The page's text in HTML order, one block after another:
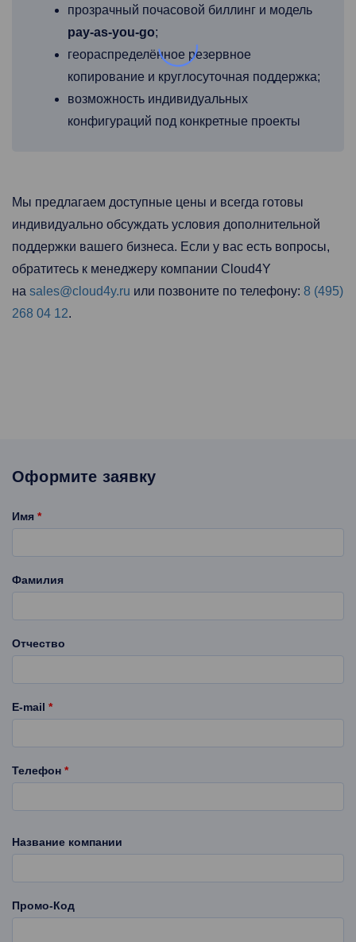
прозрачный почасовой биллинг и модель
pay-as-you-go;
геораспределённое резервное
копирование и круглосуточная поддержка;
возможность индивидуальных
конфигураций под конкретные проекты
Мы предлагаем доступные цены и всегда готовы
индивидуально обсуждать условия дополнительной
поддержки вашего бизнеса. Если у вас есть вопросы,
обратитесь к менеджеру компании Cloud4Y
на sales@cloud4y.ru или позвоните по телефону: 8 (495)
268 04 12.
Оформите заявку
Имя *
Фамилия
Отчество
E-mail *
Телефон *
Название компании
Промо-Код